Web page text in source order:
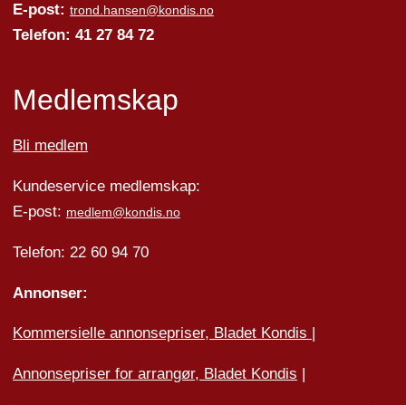
E-post: trond.hansen@kondis.no
Telefon: 41 27 84 72
Medlemskap
Bli medlem
Kundeservice medlemskap:
E-post: medlem@kondis.no
Telefon: 22 60 94 70
Annonser:
Kommersielle annonsepriser, Bladet Kondis
Annonsepriser for arrangør, Bladet Kondis